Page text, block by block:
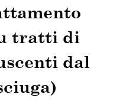
tratti di
dal